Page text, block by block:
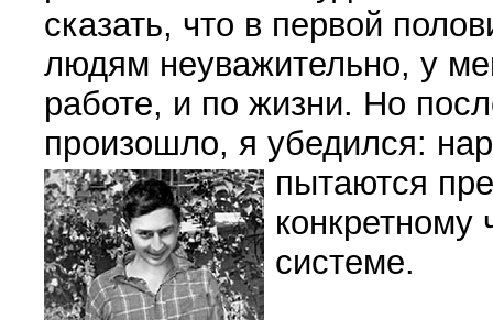
сказать, что в первой
людям неуважительно, у
работе, и по жизни. Но
произошло, я убедился:
пытаются
конкретному
системе.